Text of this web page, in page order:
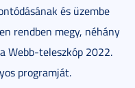
és üzembe
rendben megy, néhány
Webb-teleszkóp 2022.
programját.